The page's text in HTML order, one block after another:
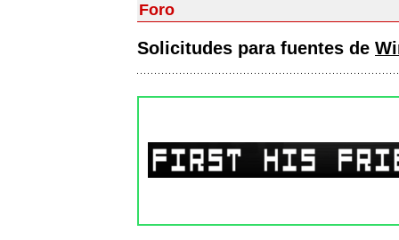
Foro
Solicitudes para fuentes de